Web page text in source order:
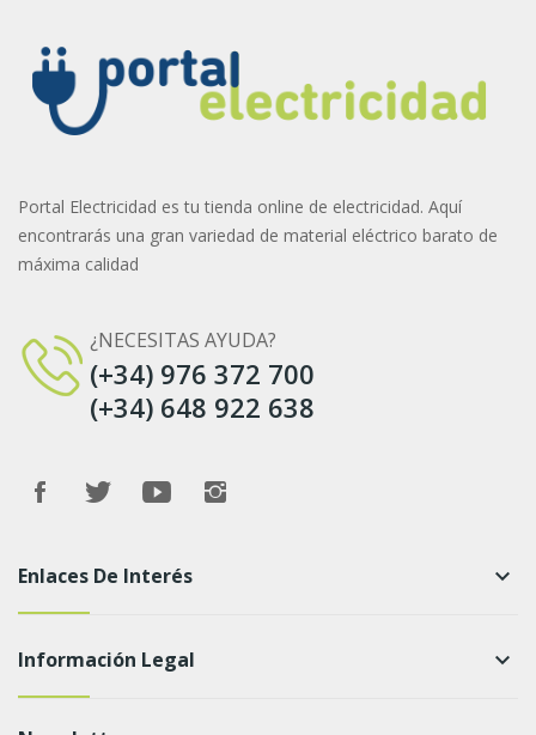
Portal Electricidad es tu tienda online de electricidad. Aquí
encontrarás una gran variedad de material eléctrico barato de
máxima calidad
¿NECESITAS AYUDA?
(+34) 976 372 700
(+34) 648 922 638
Enlaces De Interés keyboard_arrow_down
Información Legal keyboard_arrow_down